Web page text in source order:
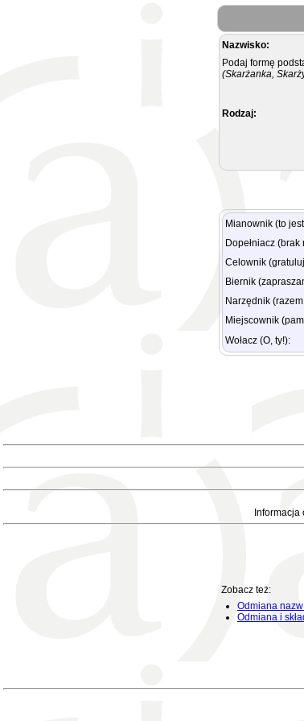
Nazwisko:
Podaj formę
(Skarżanka,
Rodzaj:
Mianownik (to
Dopełniacz (brak
Celownik
Biernik
Narzędnik
Miejscownik
Wołacz (O, ty!):
Zobacz też:
Odmiana
Odmiana i